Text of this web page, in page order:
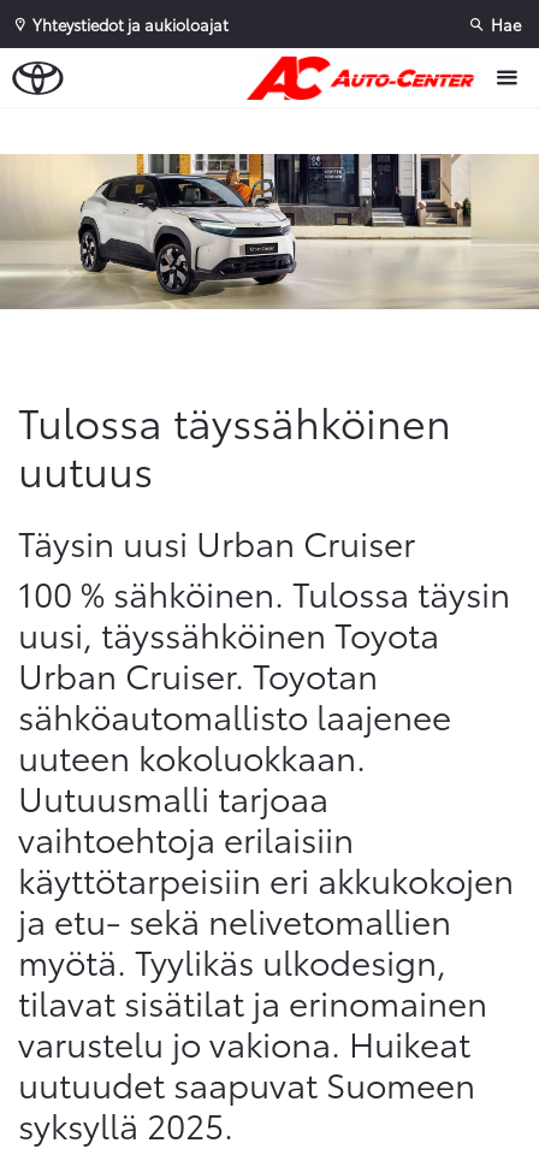
Yhteystiedot ja aukioloajat Hae
Tulossa täyssähköinen
uutuus
Täysin uusi Urban Cruiser
100 % sähköinen. Tulossa täysin
uusi, täyssähköinen Toyota
Urban Cruiser. Toyotan
sähköautomallisto laajenee
uuteen kokoluokkaan.
Uutuusmalli tarjoaa
vaihtoehtoja erilaisiin
käyttötarpeisiin eri akkukokojen
ja etu- sekä nelivetomallien
myötä. Tyylikäs ulkodesign,
tilavat sisätilat ja erinomainen
varustelu jo vakiona. Huikeat
uutuudet saapuvat Suomeen
syksyllä 2025.